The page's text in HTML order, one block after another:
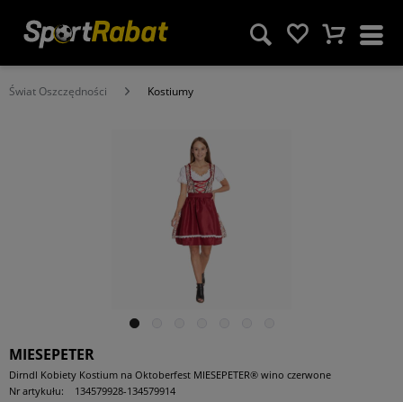
Świat Oszczędności Kostiumy
MIESEPETER
Dirndl Kobiety Kostium na Oktoberfest MIESEPETER® wino czerwone
Nr artykułu:
134579928-134579914